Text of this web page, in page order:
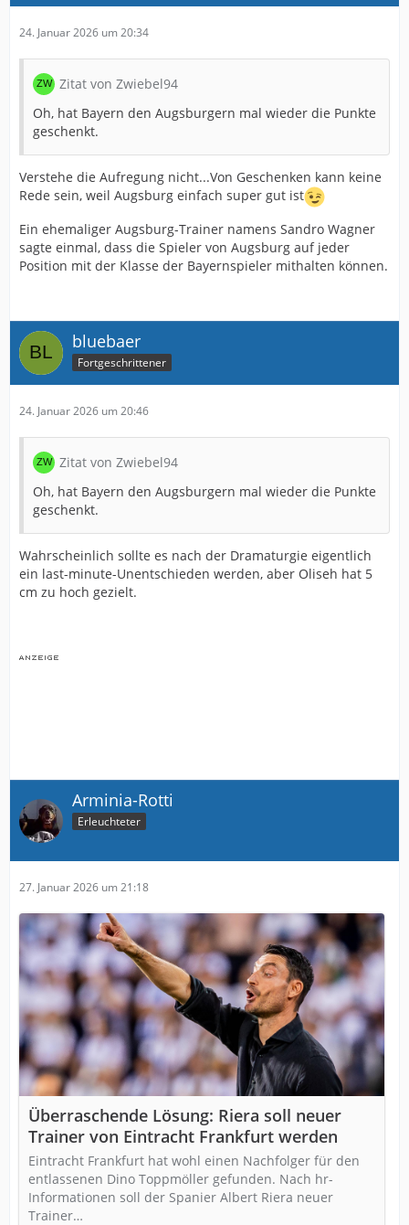
24. Januar 2026 um 20:34
Zitat von Zwiebel94
Oh, hat Bayern den Augsburgern mal wieder die Punkte
geschenkt.
Verstehe die Aufregung nicht...Von Geschenken kann keine
Rede sein, weil Augsburg einfach super gut ist
Ein ehemaliger Augsburg-Trainer namens Sandro Wagner
sagte einmal, dass die Spieler von Augsburg auf jeder
Position mit der Klasse der Bayernspieler mithalten können.
bluebaer
Fortgeschrittener
24. Januar 2026 um 20:46
Zitat von Zwiebel94
Oh, hat Bayern den Augsburgern mal wieder die Punkte
geschenkt.
Wahrscheinlich sollte es nach der Dramaturgie eigentlich
ein last-minute-Unentschieden werden, aber Oliseh hat 5
cm zu hoch gezielt.
Arminia-Rotti
Erleuchteter
27. Januar 2026 um 21:18
Überraschende Lösung: Riera soll neuer
Trainer von Eintracht Frankfurt werden
Eintracht Frankfurt hat wohl einen Nachfolger für den
entlassenen Dino Toppmöller gefunden. Nach hr-
Informationen soll der Spanier Albert Riera neuer
Trainer…